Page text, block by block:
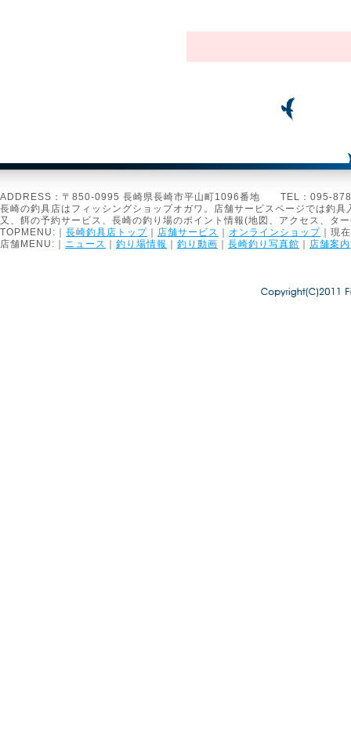
ADDRESS：〒850-0995 長崎県長崎市平山町1096番地 TEL：
長崎の釣具店はフィッシングショップオガワ。店舗サービスページでは釣
又、餌の予約サービス、長崎の釣り場のポイント情報(地図、アクセス、タ
TOPMENU:｜ 長崎釣具店トップ ｜ 店舗サービス ｜ オンラインショップ ｜現
店舗MENU:｜
ニュース ｜ 釣り場情報 ｜ 釣り動画 ｜ 長崎釣り写真館 ｜ 店舗案内